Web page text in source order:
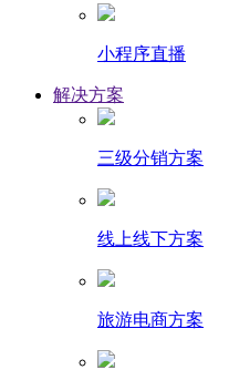
小程序直播
解决方案
三级分销方案
线上线下方案
旅游电商方案